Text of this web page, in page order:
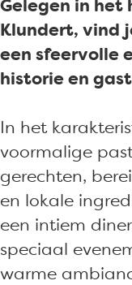
r
i
r
t
o
r
i
K
u
n
d
e
r
s
t
o
r
e
K
l
u
n
d
e
r
i
e
K
u
n
d
e
r
t
a
s
t
o
i
e
K
l
u
n
d
b
o
o
k
e
P
a
s
t
o
r
a
g
r
a
D
e
P
a
s
t
o
Gelegen in
Klundert, vind
een sfeervolle
historie en
In het
voormalige
gerechten,
en lokale
een intiem
speciaal
warme